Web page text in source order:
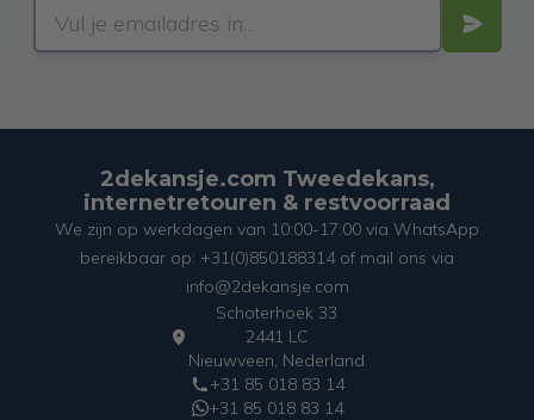
2dekansje.com Tweedekans,
internetretouren & restvoorraad
We zijn op werkdagen van 10:00-17:00 via WhatsApp
bereikbaar op: +31(0)850188314 of mail ons via
info@2dekansje.com
Schoterhoek 33
2441 LC
Nieuwveen, Nederland
+31 85 018 83 14
+31 85 018 83 14